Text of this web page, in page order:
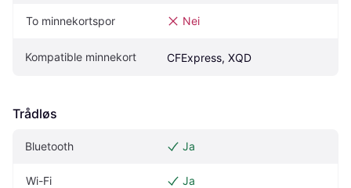
To minnekortspor Nei
Kompatible minnekort CFExpress, XQD
Trådløs
Bluetooth Ja
Wi-Fi Ja